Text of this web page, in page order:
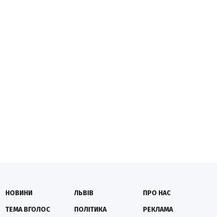
НОВИНИ
ТЕМА ВГОЛОС
ЛЬВІВ
ПОЛІТИКА
ПРО НАС
РЕКЛАМА